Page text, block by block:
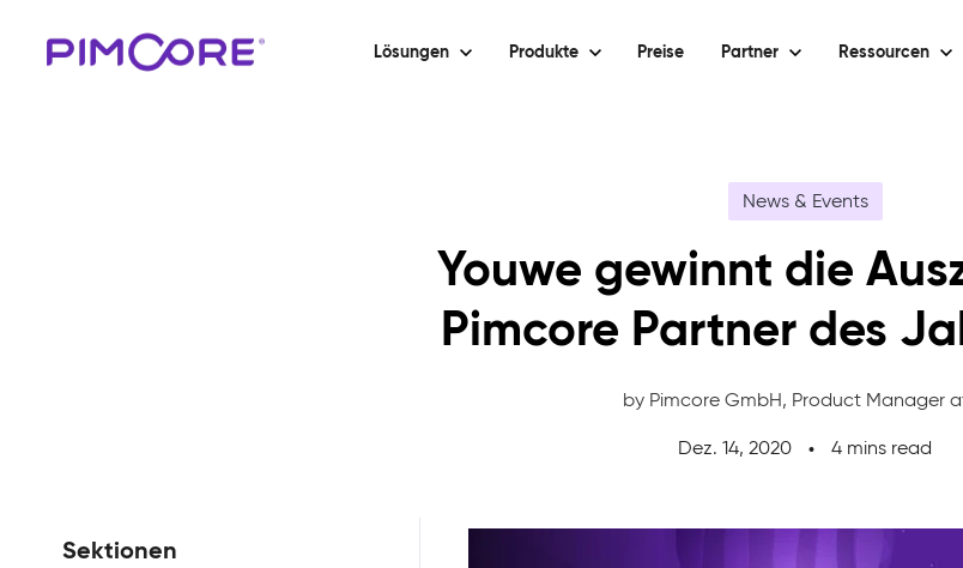
Lösungen Produkte Preise Partner Ressourcen
News & Events
Youwe gewinnt die
Pimcore Partner des
by Pimcore GmbH, Product Manager
Dez. 14, 2020 4 mins read
Sektionen